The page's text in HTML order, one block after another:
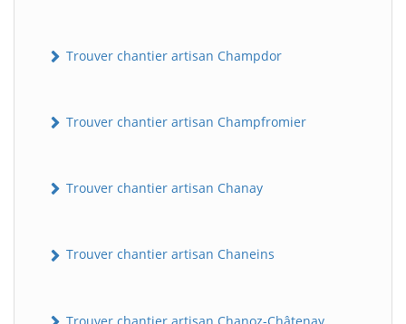
Trouver chantier artisan Champdor
Trouver chantier artisan Champfromier
Trouver chantier artisan Chanay
Trouver chantier artisan Chaneins
Trouver chantier artisan Chanoz-Châtenay